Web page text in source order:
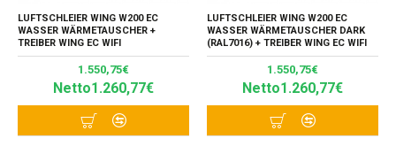
LUFTSCHLEIER WING W200 EC
WASSER WÄRMETAUSCHER +
TREIBER WING EC WIFI
1.550,75€
Netto1.260,77€
LUFTSCHLEIER WING W200 EC
WASSER WÄRMETAUSCHER DARK
(RAL7016) + TREIBER WING EC WIFI
1.550,75€
Netto1.260,77€